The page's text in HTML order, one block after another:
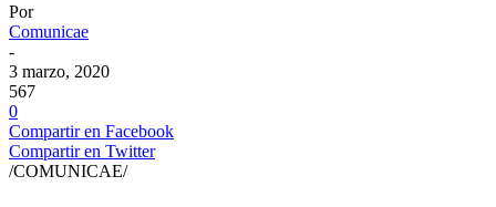
Por
Comunicae
-
3 marzo, 2020
567
0
Compartir en Facebook
Compartir en Twitter
/COMUNICAE/